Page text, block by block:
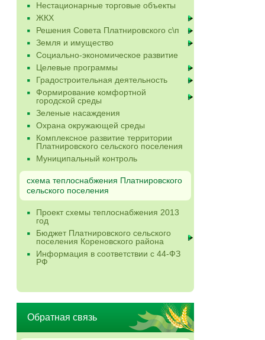
Нестационарные торговые объекты
ЖКХ
Решения Совета Платнировского с\п
Земля и имущество
Социально-экономическое развитие
Целевые программы
Градостроительная деятельность
Формирование комфортной
городской среды
Зеленые насаждения
Охрана окружающей среды
Комплексное развитие территории
Платнировского сельского поселения
Муниципальный контроль
схема теплоснабжения Платнировского
сельского поселения
Проект схемы теплоснабжения 2013
год
Бюджет Платнировского сельского
поселения Кореновского района
Информация в соответствии с 44-ФЗ
РФ
Обратная связь